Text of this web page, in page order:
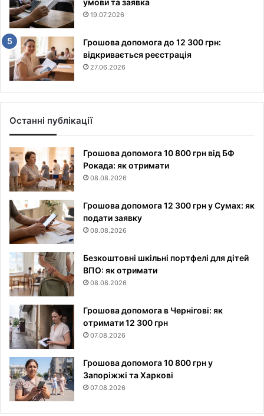
умови та заявка
19.07.2026
Грошова допомога до 12 300 грн:
відкривається реєстрація
27.06.2026
Останні публікації
Грошова допомога 10 800 грн від БФ
Рокада: як отримати
08.08.2026
Грошова допомога 12 300 грн у Сумах: як
подати заявку
08.08.2026
Безкоштовні шкільні портфелі для дітей
ВПО: як отримати
08.08.2026
Грошова допомога в Чернігові: як
отримати 12 300 грн
07.08.2026
Грошова допомога 10 800 грн у
Запоріжжі та Харкові
07.08.2026